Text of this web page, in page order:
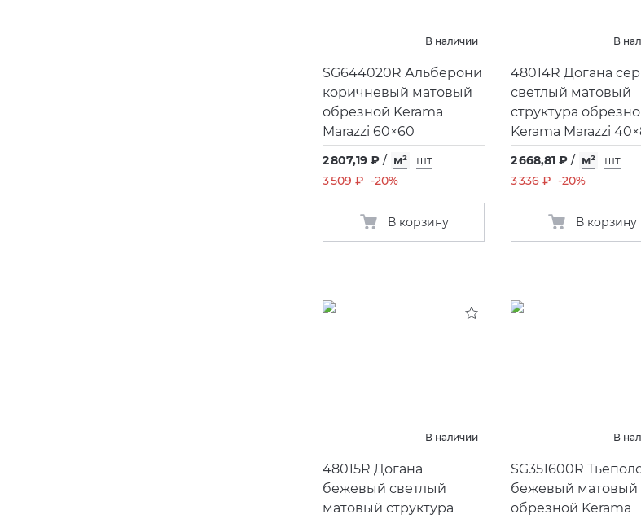
В наличии
SG644020R Альберони
коричневый матовый
обрезной Kerama
Marazzi 60×60
2 807,19 ₽ / м²
шт
3 509 ₽ -20%
В корзину
В
48014R Догана
светлый матовый
структура
Kerama Marazzi
2 668,81 ₽ / м²
шт
3 336 ₽ -20%
В корзину
В наличии
48015R Догана
бежевый светлый
матовый структура
В
SG351600R
бежевый матовый
обрезной Kerama